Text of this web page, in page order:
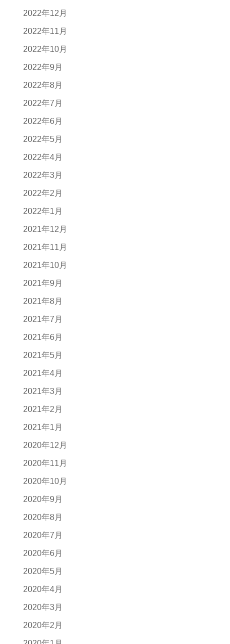
2022年12月
2022年11月
2022年10月
2022年9月
2022年8月
2022年7月
2022年6月
2022年5月
2022年4月
2022年3月
2022年2月
2022年1月
2021年12月
2021年11月
2021年10月
2021年9月
2021年8月
2021年7月
2021年6月
2021年5月
2021年4月
2021年3月
2021年2月
2021年1月
2020年12月
2020年11月
2020年10月
2020年9月
2020年8月
2020年7月
2020年6月
2020年5月
2020年4月
2020年3月
2020年2月